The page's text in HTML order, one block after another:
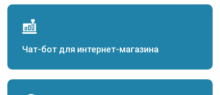
Чат-бот для интернет-магазина